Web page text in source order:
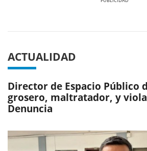
ACTUALIDAD
Director de Espacio Público
grosero, maltratador, y
Denuncia